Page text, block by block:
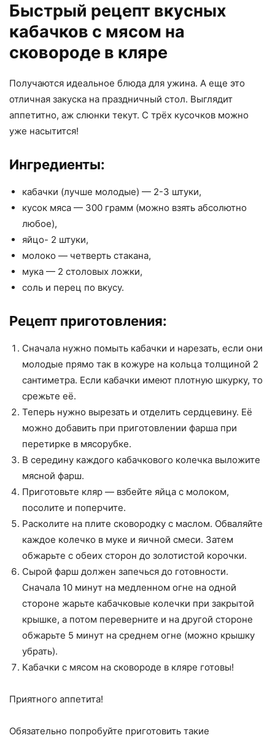
Быстрый рецепт вкусных
кабачков с мясом на
сковороде в кляре
Получаются идеальное блюда для ужина. А еще это
отличная закуска на праздничный стол. Выглядит
аппетитно, аж слюнки текут. С трёх кусочков можно
уже насытится!
Ингредиенты:
кабачки (лучше молодые) — 2-3 штуки,
кусок мяса — 300 грамм (можно взять абсолютно
любое),
яйцо- 2 штуки,
молоко — четверть стакана,
мука — 2 столовых ложки,
соль и перец по вкусу.
Рецепт приготовления:
Сначала нужно помыть кабачки и нарезать, если они
молодые прямо так в кожуре на кольца толщиной 2
сантиметра. Если кабачки имеют плотную шкурку, то
срежьте её.
Теперь нужно вырезать и отделить сердцевину. Её
можно добавить при приготовлении фарша при
перетирке в мясорубке.
В середину каждого кабачкового колечка выложите
мясной фарш.
Приготовьте кляр — взбейте яйца с молоком,
посолите и поперчите.
Расколите на плите сковородку с маслом. Обваляйте
каждое колечко в муке и яичной смеси. Затем
обжарьте с обеих сторон до золотистой корочки.
Сырой фарш должен запечься до готовности.
Сначала 10 минут на медленном огне на одной
стороне жарьте кабачковые колечки при закрытой
крышке, а потом переверните и на другой стороне
обжарьте 5 минут на среднем огне (можно крышку
убрать).
Кабачки с мясом на сковороде в кляре готовы!
Приятного аппетита!
Обязательно попробуйте приготовить такие